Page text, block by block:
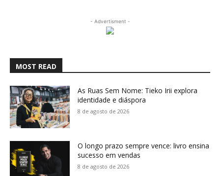
- Advertisment -
MOST READ
As Ruas Sem Nome: Tieko Irii explora
identidade e diáspora
8 de agosto de 2026
O longo prazo sempre vence: livro ensina
sucesso em vendas
8 de agosto de 2026